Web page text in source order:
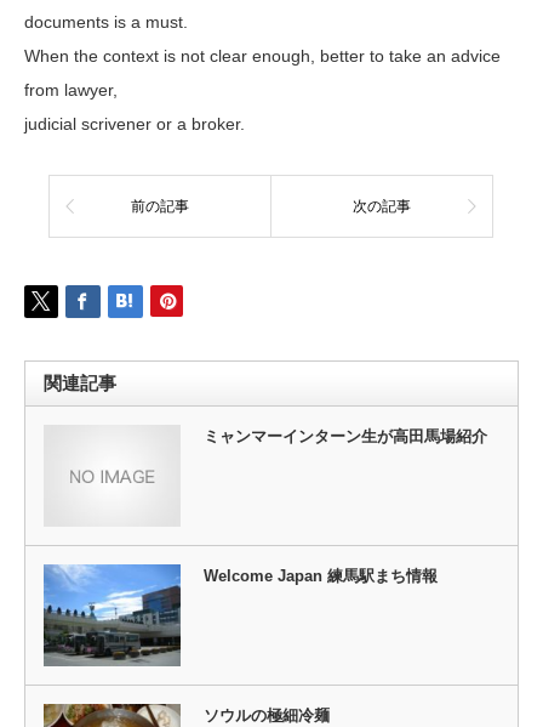
documents is a must.
When the context is not clear enough, better to take an advice
from lawyer,
judicial scrivener or a broker.
前の記事 次の記事
関連記事
ミャンマーインターン生が高田馬場紹介
Welcome Japan 練馬駅まち情報
ソウルの極細冷麺